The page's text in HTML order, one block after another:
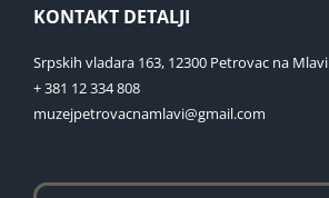
KONTAKT DETALJI
Srpskih vladara 163, 12300 Petrovac na Mlavi
+ 381 12 334 808
muzejpetrovacnamlavi@gmail.com